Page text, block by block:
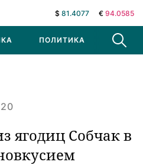
$ 81.4077 € 94.0585
ПОЛИТИКА В МИРЕ
ягодиц Собчак в